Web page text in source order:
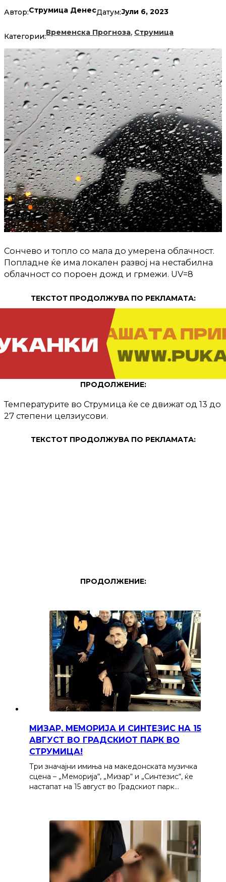
Автор:Струмица ДенесДатум:Јули 6, 2023
Категории:Временска Прогноза, Струмица
Сончево и топло со мала до умерена облачност.
Попладне ќе има локален развој на нестабилна
облачност со пороен дожд и грмежи. UV=8
ТЕКСТОТ ПРОДОЛЖУВА ПО РЕКЛАМАТА:
ПРОДОЛЖЕНИЕ:
Температурите во Струмица ќе се движат од 13 до
27 степени целзиусови.
ТЕКСТОТ ПРОДОЛЖУВА ПО РЕКЛАМАТА:
ПРОДОЛЖЕНИЕ:
МИЗАР, МЕМОРИЈА И СИНТЕЗИС НА 15
АВГУСТ ВО ГРАДСКИОТ ПАРК ВО
СТРУМИЦА!
Три значајни имиња на македонската музичка
сцена – „Меморија“, „Мизар“ и „Синтезис“, ќе
настапат на 15 август во Градскиот парк…